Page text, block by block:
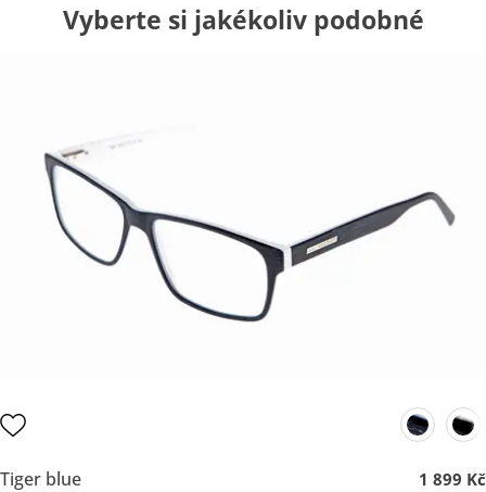
Vyberte si jakékoliv podobné
Tiger blue 1 899 Kč